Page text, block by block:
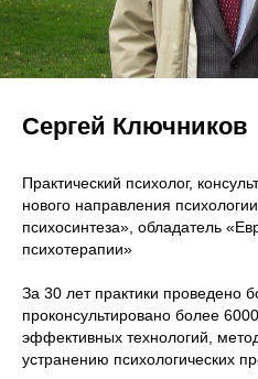
Сергей Ключников
Практический психолог,
нового направления
психосинтеза», обладатель
психотерапии»
За 30 лет практики проведено
проконсультировано более
эффективных технологий,
устранению психологических